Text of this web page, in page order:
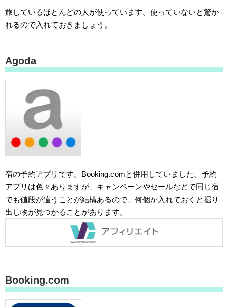
旅しているほとんどの人が使っています。使っていないと驚か
れるので入れておきましょう。
Agoda
宿の予約アプリです。Booking.comと併用していました。予約
アプリは色々ありますが、キャンペーンやセールなどで同じ宿
でも値段が違うことが結構あるので、何個か入れておくと掘り
出し物が見つかることがあります。
Booking.com